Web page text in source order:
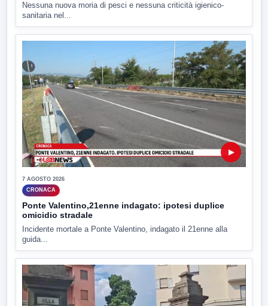
Nessuna nuova moria di pesci e nessuna criticità igienico-
sanitaria nel...
▶
7 AGOSTO 2026
CRONACA
Ponte Valentino,21enne indagato: ipotesi duplice
omicidio stradale
Incidente mortale a Ponte Valentino, indagato il 21enne alla
guida...